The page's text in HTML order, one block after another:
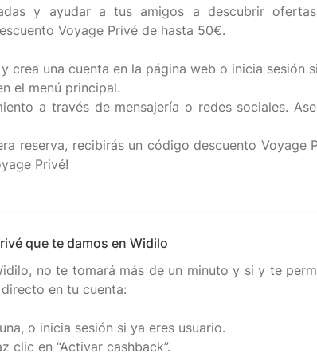
y ayudar a tus amigos a descubrir
Voyage Privé de hasta 50€.
crea una cuenta en la página web o inicia sesión
el menú principal.
a través de mensajería o redes sociales.
reserva, recibirás un código descuento Voyage
Privé!
que te damos en Widilo
no te tomará más de un minuto y si y te
en tu cuenta:
o inicia sesión si ya eres usuario.
clic en “Activar cashback”.